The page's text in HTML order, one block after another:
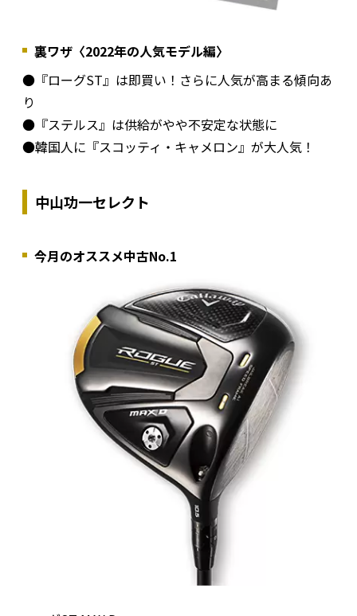
裏ワザ〈2022年の人気モデル編〉
●『ローグST』は即買い！さらに人気が高まる傾向あ
り
●『ステルス』は供給がやや不安定な状態に
●韓国人に『スコッティ・キャメロン』が大人気！
中山功一セレクト
今月のオススメ中古No.1